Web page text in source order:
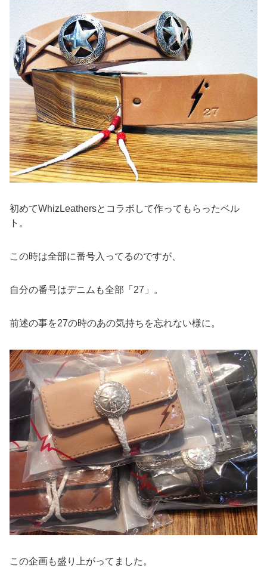
初めてWhizLeathersとコラボして作ってもらったベル
ト。
この時は全部に番号入ってるのですが、
自分の番号はデニムも全部「27」。
前述の事を27の時のあの気持ちを忘れない様に。
この企画も盛り上がってました。